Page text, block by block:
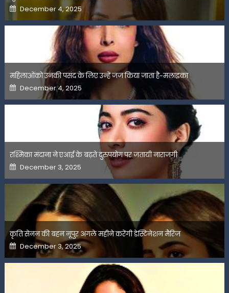
Posted
on
December 4, 2025
महिलाओंको उनकी पसंद के लिए उन्हें जज किया जाता है-मलाइका
Posted
on
December 4, 2025
रश्मिका मंदाना ने एआई के बढ़ते दुरुपयोग पर जतायी नाराजगी
Posted
on
December 3, 2025
कृति सेनन की बहन नूपुर अगले महीने करेंगी डेस्टिनेशन मैरिज
Posted
on
December 3, 2025